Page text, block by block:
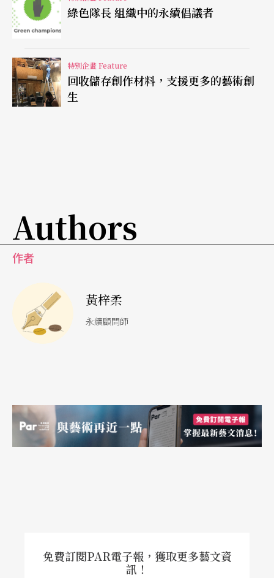
綠色隊長 組織中的永續倡議者
特別企畫 Feature
回收儲存創作材料，支援更多的藝術創
生
Authors
作者
黃梓柔
永續顧問師
免費訂閱PAR電子報，獲取更多藝文資
訊！